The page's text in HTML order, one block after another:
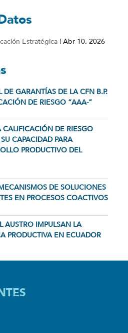
Estratégica | Abr 10, 2026
GARANTÍAS DE LA CFN B.P.
DE RIESGO “AAA-”
DE RIESGO
CAPACIDAD PARA
PRODUCTIVO DEL
DE SOLUCIONES
EN PROCESOS COACTIVOS
AUSTRO IMPULSAN LA
PRODUCTIVA EN ECUADOR